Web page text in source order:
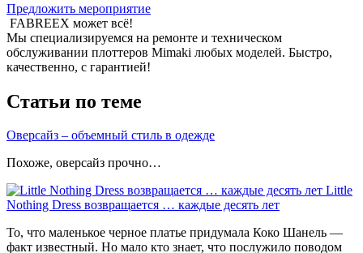
Предложить мероприятие
FABREEX может всё!
Мы специализируемся на ремонте и техническом
обслуживании плоттеров Mimaki любых моделей. Быстро,
качественно, с гарантией!
Статьи по теме
Оверсайз – объемный стиль в одежде
Похоже, оверсайз прочно…
Little
Nothing Dress возвращается … каждые десять лет
То, что маленькое черное платье придумала Коко Шанель —
факт известный. Но мало кто знает, что послужило поводом